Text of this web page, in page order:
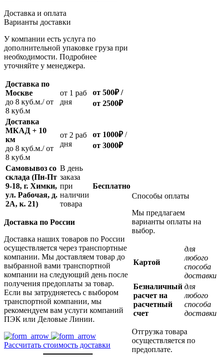
Доставка и оплата
Варианты доставки
У компании есть услуга по
дополнительной упаковке груза при
необходимости. Подробнее
уточняйте у менеджера.
Доставка по
Москве
до 8 куб.м./ от
8 куб.м
oт 1 раб
дня
от 500₽/
от 2500₽
Доставка
МКАД + 10
км
до 8 куб.м./ от
8 куб.м
oт 2 раб
дня
от 1000₽/
от 3000₽
Самовывоз со
склада (Пн-Пт
9-18, г. Химки,
ул. Рабочая, д.
2А, к. 21)
В день
заказа
при
наличии
товара
Бесплатно
Доставка по России
Доставка наших товаров по России
осуществляется через транспортные
компании. Мы доставляем товар до
выбранной вами транспортной
компании на следующий день после
получения предоплаты за товар.
Если вы затрудняетесь с выбором
транспортной компании, мы
рекомендуем вам услуги компаний
ПЭК или Деловые Линии.
Рассчитать стоимость доставки
Способы оплаты
Мы предлагаем
варианты оплаты на
выбор.
Картой
для
любого
способа
доставки
Безналичный
расчет на
расчетный
счет
для
любого
способа
доставки
Отгрузка товара
осуществляется по
предоплате.